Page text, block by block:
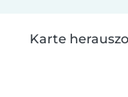
Karte